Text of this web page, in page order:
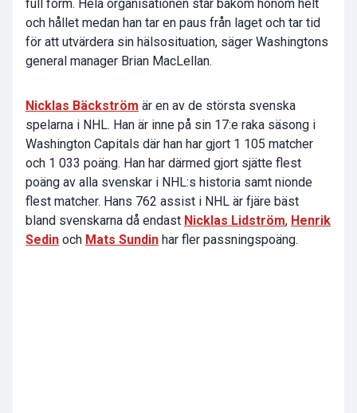
full form. Hela organisationen står bakom honom helt
och hållet medan han tar en paus från laget och tar tid
för att utvärdera sin hälsosituation, säger Washingtons
general manager Brian MacLellan.
Nicklas Bäckström är en av de största svenska
spelarna i NHL. Han är inne på sin 17:e raka säsong i
Washington Capitals där han har gjort 1 105 matcher
och 1 033 poäng. Han har därmed gjort sjätte flest
poäng av alla svenskar i NHL:s historia samt nionde
flest matcher. Hans 762 assist i NHL är fjäre bäst
bland svenskarna då endast Nicklas Lidström, Henrik
Sedin och Mats Sundin har fler passningspoäng.